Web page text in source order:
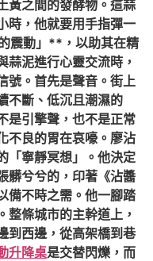
黃之間的發酵物。這蒜
時，他就要用手指彈一
震動」**，以助其在精
蒜泥進行心靈交流時，
號。首先是聲音。街上
不斷、低沉且潮濕的
引擎聲，也不是正常
不良的胃在哀嚎。廖沾
「寧靜冥想」。他決定
髒兮兮的，印著《沾醬
備不時之需。他一腳踏
整條城市的主幹道上，
到西邊，從高架橋到巷
升降桌是交替閃爍，而